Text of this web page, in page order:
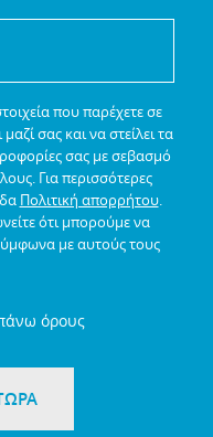
που παρέχετε σε
σας και να στείλει τα
σας με σεβασμό
Για περισσότερες
Πολιτική απορρήτου.
ότι μπορούμε να
με αυτούς τους
όρους